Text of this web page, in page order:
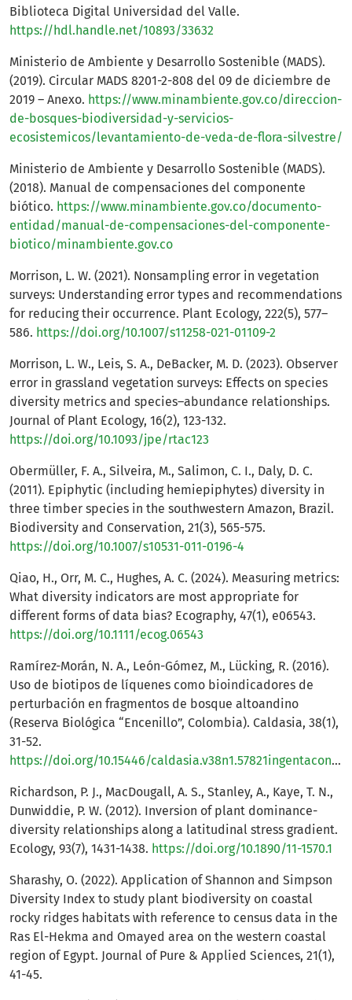
Biblioteca Digital Universidad del Valle.
https://hdl.handle.net/10893/33632
Ministerio de Ambiente y Desarrollo Sostenible (MADS).
(2019). Circular MADS 8201-2-808 del 09 de diciembre de
2019 – Anexo. https://www.minambiente.gov.co/direccion-
de-bosques-biodiversidad-y-servicios-
ecosistemicos/levantamiento-de-veda-de-flora-silvestre/
Ministerio de Ambiente y Desarrollo Sostenible (MADS).
(2018). Manual de compensaciones del componente
biótico. https://www.minambiente.gov.co/documento-
entidad/manual-de-compensaciones-del-componente-
biotico/minambiente.gov.co
Morrison, L. W. (2021). Nonsampling error in vegetation
surveys: Understanding error types and recommendations
for reducing their occurrence. Plant Ecology, 222(5), 577–
586. https://doi.org/10.1007/s11258-021-01109-2
Morrison, L. W., Leis, S. A., DeBacker, M. D. (2023). Observer
error in grassland vegetation surveys: Effects on species
diversity metrics and species–abundance relationships.
Journal of Plant Ecology, 16(2), 123-132.
https://doi.org/10.1093/jpe/rtac123
Obermüller, F. A., Silveira, M., Salimon, C. I., Daly, D. C.
(2011). Epiphytic (including hemiepiphytes) diversity in
three timber species in the southwestern Amazon, Brazil.
Biodiversity and Conservation, 21(3), 565-575.
https://doi.org/10.1007/s10531-011-0196-4
Qiao, H., Orr, M. C., Hughes, A. C. (2024). Measuring metrics:
What diversity indicators are most appropriate for
different forms of data bias? Ecography, 47(1), e06543.
https://doi.org/10.1111/ecog.06543
Ramírez-Morán, N. A., León-Gómez, M., Lücking, R. (2016).
Uso de biotipos de líquenes como bioindicadores de
perturbación en fragmentos de bosque altoandino
(Reserva Biológica “Encenillo”, Colombia). Caldasia, 38(1),
31-52.
https://doi.org/10.15446/caldasia.v38n1.57821ingentaconnect.com+2perfilesycapacidades.javeriana.edu.co+2researchgate.net+2
Richardson, P. J., MacDougall, A. S., Stanley, A., Kaye, T. N.,
Dunwiddie, P. W. (2012). Inversion of plant dominance-
diversity relationships along a latitudinal stress gradient.
Ecology, 93(7), 1431-1438. https://doi.org/10.1890/11-1570.1
Sharashy, O. (2022). Application of Shannon and Simpson
Diversity Index to study plant biodiversity on coastal
rocky ridges habitats with reference to census data in the
Ras El-Hekma and Omayed area on the western coastal
region of Egypt. Journal of Pure & Applied Sciences, 21(1),
41-45.